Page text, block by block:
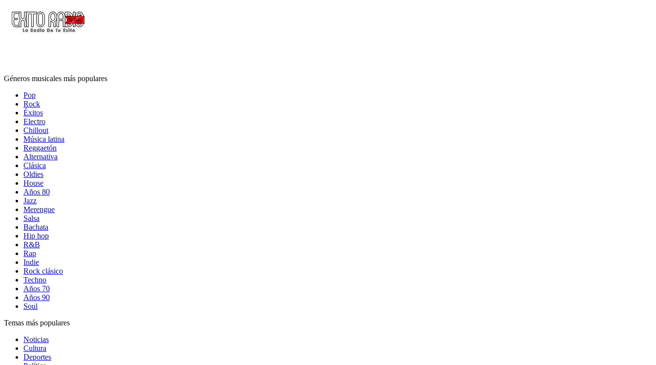
Géneros musicales más populares
Pop
Rock
Éxitos
Electro
Chillout
Música latina
Reggaetón
Alternativa
Clásica
Oldies
House
Años 80
Jazz
Merengue
Salsa
Bachata
Hip hop
R&B
Rap
Indie
Rock clásico
Techno
Años 70
Años 90
Soul
Temas más populares
Noticias
Cultura
Deportes